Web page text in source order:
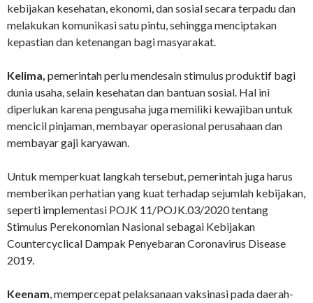
kebijakan kesehatan, ekonomi, dan sosial secara terpadu dan
melakukan komunikasi satu pintu, sehingga menciptakan
kepastian dan ketenangan bagi masyarakat.
Kelima, pemerintah perlu mendesain stimulus produktif bagi
dunia usaha, selain kesehatan dan bantuan sosial. Hal ini
diperlukan karena pengusaha juga memiliki kewajiban untuk
mencicil pinjaman, membayar operasional perusahaan dan
membayar gaji karyawan.
Untuk memperkuat langkah tersebut, pemerintah juga harus
memberikan perhatian yang kuat terhadap sejumlah kebijakan,
seperti implementasi POJK 11/POJK.03/2020 tentang
Stimulus Perekonomian Nasional sebagai Kebijakan
Countercyclical Dampak Penyebaran Coronavirus Disease
2019.
Keenam, mempercepat pelaksanaan vaksinasi pada daerah-